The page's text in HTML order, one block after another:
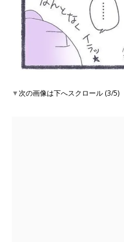
▼次の画像は下へスクロール (3/5)